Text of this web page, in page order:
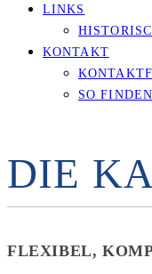
LINKS
KONTAKT
SO
DIE
FLEXIBEL,